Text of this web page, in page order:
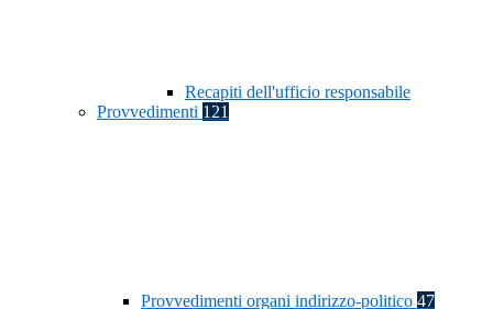
Recapiti dell'ufficio responsabile
Provvedimenti 121
Provvedimenti organi indirizzo-politico 47